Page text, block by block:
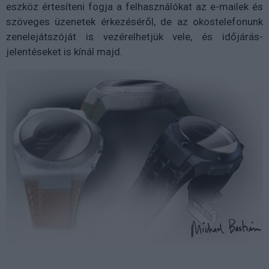
eszköz értesíteni fogja a felhasználókat az e-mailek és
szöveges üzenetek érkezéséről, de az okostelefonunk
zenelejátszóját is vezérelhetjük vele, és időjárás-
jelentéseket is kínál majd.